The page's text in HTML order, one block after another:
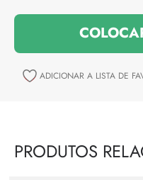
PRODUTOS